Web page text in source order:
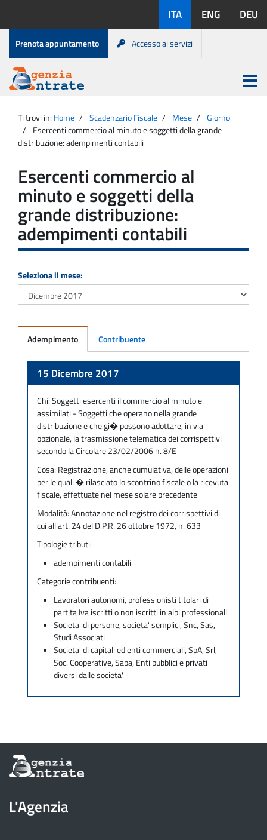
contenuto
disponibili:
ITA ENG DEU
Menu
di
servizio
Prenota appuntamento Accesso ai servizi
Agenzia
Entrate
Apri
menu
principale
Ti trovi in: Home Scadenzario Fiscale Mese
Giorno
Esercenti commercio al minuto e soggetti della grande
distribuzione: adempimenti contabili
Esercenti commercio al
minuto e soggetti della
grande distribuzione:
adempimenti contabili
Seleziona il mese:
Adempimento Contribuente
15 Dicembre 2017
Chi:Soggetti esercenti il commercio al minuto e
assimilati - Soggetti che operano nella grande
distribuzione e che gi� possono adottare, in via
opzionale, la trasmissione telematica dei corrispettivi
secondo la Circolare 23/02/2006 n. 8/E
Cosa: Registrazione, anche cumulativa, delle operazioni
per le quali � rilasciato lo scontrino fiscale o la ricevuta
fiscale, effettuate nel mese solare precedente
Modalità:Annotazione nel registro dei corrispettivi di
cui all'art. 24 del D.P.R. 26 ottobre 1972, n. 633
Tipologie tributi:
adempimenti contabili
Categorie contribuenti:
Lavoratori autonomi, professionisti titolari di
partita Iva iscritti o non iscritti in albi professionali
Societa' di persone, societa' semplici, Snc, Sas,
Studi Associati
Societa' di capitali ed enti commerciali, SpA, Srl,
Soc. Cooperative, Sapa, Enti pubblici e privati
diversi dalle societa'
Informazioni
sul
dell'Agenzia
delle
Entrate
L'Agenzia